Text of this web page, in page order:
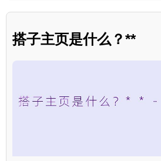
搭子主页是什么？**